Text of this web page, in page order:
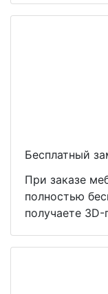
Бесплатный
При заказе
полностью
получаете